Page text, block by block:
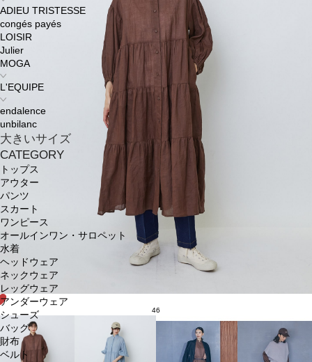
ADIEU TRISTESSE
congés payés
LOISIR
Julier
MOGA
L'EQUIPE
endalence
unbilanc
大きいサイズ
CATEGORY
トップス
アウター
パンツ
スカート
ワンピース
オールインワン・サロペット
水着
ヘッドウェア
ネックウェア
レッグウェア
アンダーウェア
シューズ
バッグ
財布
ベルト
46